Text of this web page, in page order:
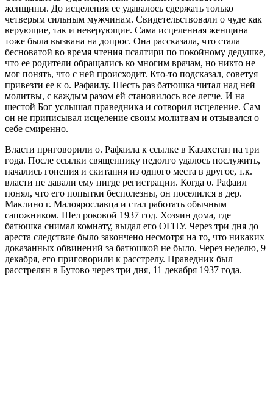
женщины. До исцеления ее удавалось сдержать только
четверым сильным мужчинам. Свидетельствовали о чуде как
верующие, так и неверующие. Сама исцеленная женщина
тоже была вызвана на допрос. Она рассказала, что стала
бесноватой во время чтения псалтири по покойному дедушке,
что ее родители обращались ко многим врачам, но никто не
мог понять, что с ней происходит. Кто-то подсказал, советуя
привезти ее к о. Рафаилу. Шесть раз батюшка читал над ней
молитвы, с каждым разом ей становилось все легче. И на
шестой Бог услышал праведника и сотворил исцеление. Сам
он не приписывал исцеление своим молитвам и отзывался о
себе смиренно.
Власти приговорили о. Рафаила к ссылке в Казахстан на три
года. После ссылки священнику недолго удалось послужить,
начались гонения и скитания из одного места в другое, т.к.
власти не давали ему нигде регистрации. Когда о. Рафаил
понял, что его попытки бесполезны, он поселился в дер.
Маклино г. Малоярославца и стал работать обычным
сапожником. Шел роковой 1937 год. Хозяин дома, где
батюшка снимал комнату, выдал его ОГПУ. Через три дня до
ареста следствие было закончено несмотря на то, что никаких
доказанных обвинений за батюшкой не было. Через неделю, 9
декабря, его приговорили к расстрелу. Праведник был
расстрелян в Бутово через три дня, 11 декабря 1937 года.